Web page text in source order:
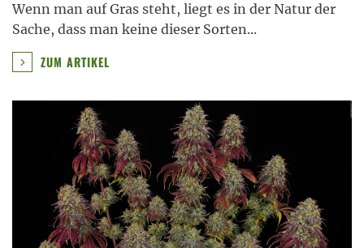
Wenn man auf Gras steht, liegt es in der Natur der
Sache, dass man keine dieser Sorten...
ZUM ARTIKEL